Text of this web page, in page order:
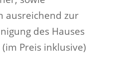
ausreichend zur
des Hauses
Preis inklusive)